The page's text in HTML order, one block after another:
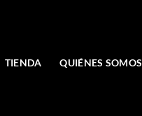
TIENDA QUIÉNES SOMOS